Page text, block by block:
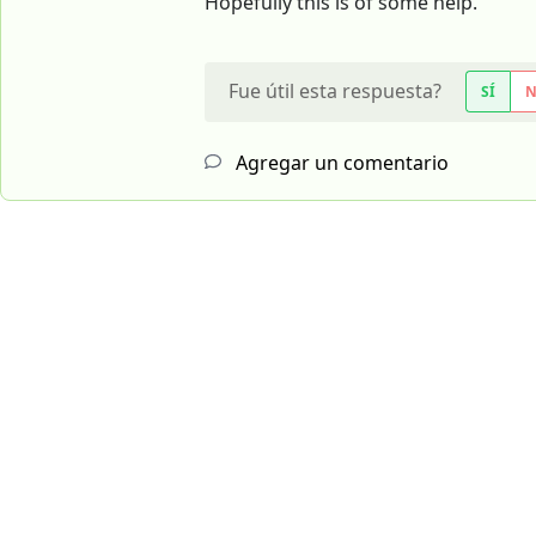
Fue útil esta respuesta? SÍ
Agregar un comentario